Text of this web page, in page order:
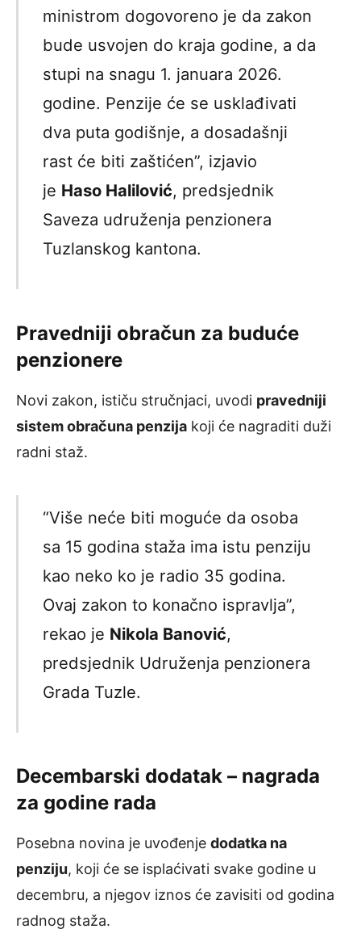
ministrom dogovoreno je da zakon
bude usvojen do kraja godine, a da
stupi na snagu 1. januara 2026.
godine. Penzije će se usklađivati
dva puta godišnje, a dosadašnji
rast će biti zaštićen”, izjavio
je Haso Halilović, predsjednik
Saveza udruženja penzionera
Tuzlanskog kantona.
Pravedniji obračun za buduće
penzionere
Novi zakon, ističu stručnjaci, uvodi pravedniji
sistem obračuna penzija koji će nagraditi duži
radni staž.
“Više neće biti moguće da osoba
sa 15 godina staža ima istu penziju
kao neko ko je radio 35 godina.
Ovaj zakon to konačno ispravlja”,
rekao je Nikola Banović,
predsjednik Udruženja penzionera
Grada Tuzle.
Decembarski dodatak – nagrada
za godine rada
Posebna novina je uvođenje dodatka na
penziju, koji će se isplaćivati svake godine u
decembru, a njegov iznos će zavisiti od godina
radnog staža.